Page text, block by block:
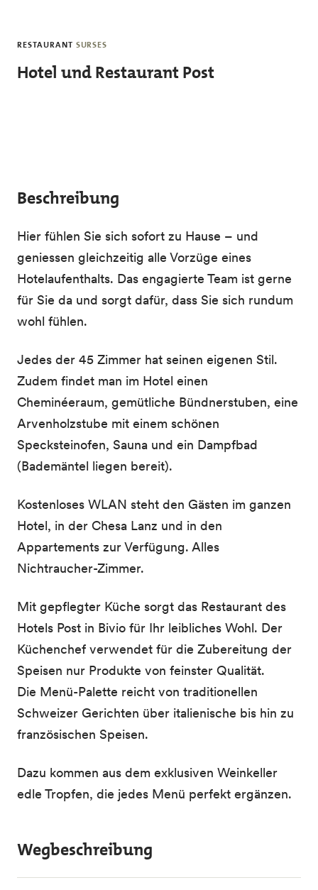
RESTAURANT SURSES
Hotel und Restaurant Post
Beschreibung
Hier fühlen Sie sich sofort zu Hause – und
geniessen gleichzeitig alle Vorzüge eines
Hotelaufenthalts. Das engagierte Team ist gerne
für Sie da und sorgt dafür, dass Sie sich rundum
wohl fühlen.
Jedes der 45 Zimmer hat seinen eigenen Stil.
Zudem findet man im Hotel einen
Cheminéeraum, gemütliche Bündnerstuben, eine
Arvenholzstube mit einem schönen
Specksteinofen, Sauna und ein Dampfbad
(Bademäntel liegen bereit).
Kostenloses WLAN steht den Gästen im ganzen
Hotel, in der Chesa Lanz und in den
Appartements zur Verfügung. Alles
Nichtraucher-Zimmer.
Mit gepflegter Küche sorgt das Restaurant des
Hotels Post in Bivio für Ihr leibliches Wohl. Der
Küchenchef verwendet für die Zubereitung der
Speisen nur Produkte von feinster Qualität.
Die Menü-Palette reicht von traditionellen
Schweizer Gerichten über italienische bis hin zu
französischen Speisen.
Dazu kommen aus dem exklusiven Weinkeller
edle Tropfen, die jedes Menü perfekt ergänzen.
Wegbeschreibung